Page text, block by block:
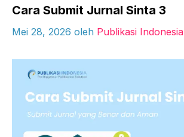
Cara Submit Jurnal Sinta 3
Mei 28, 2026 oleh Publikasi Indonesia